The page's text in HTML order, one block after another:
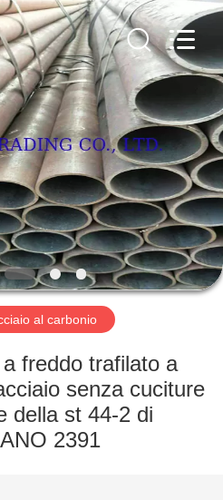
al carbonio
freddo trafilato a
senza cuciture
della st 44-2 di
2391